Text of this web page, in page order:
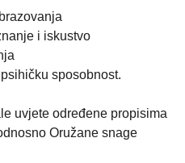
i iskustvo
sposobnost.
uvjete određene propisima
Oružane snage